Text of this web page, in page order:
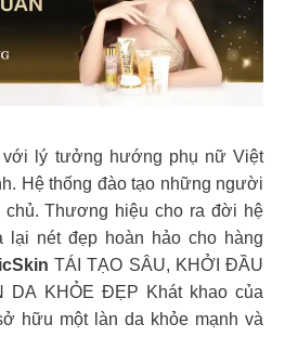
với lý tưởng hướng phụ nữ Việt
Hệ thống đào tạo những người
Thương hiệu cho ra đời hệ
lại nét đẹp hoàn hảo cho hàng
TÁI TẠO SÂU, KHỞI ĐẦU
DA KHỎE ĐẸP Khát khao của
hữu một làn da khỏe mạnh và